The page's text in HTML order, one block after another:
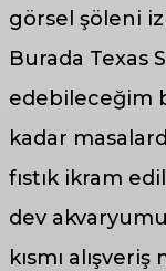
görsel şöleni
Burada Texas
edebileceğim
kadar
fıstık ikram
dev
kısmı